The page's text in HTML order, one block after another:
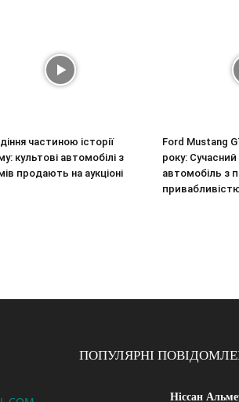
частиною історії
культові автомобілі з
продають на аукціоні
Ford Mustang
року:
автомобіль з
ПОПУЛЯРНІ
Ніссан